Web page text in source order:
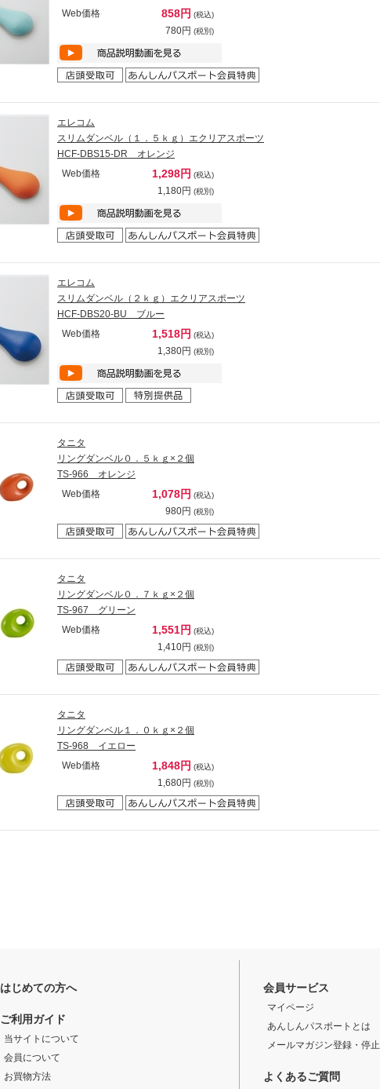
Web価格
858円 (税込)
780円 (税別)
エレコム
スリムダンベル（１．５ｋｇ）エクリアスポーツ
HCF-DBS15-DR オレンジ
Web価格
1,298円 (税込)
1,180円 (税別)
エレコム
スリムダンベル（２ｋｇ）エクリアスポーツ
HCF-DBS20-BU ブルー
Web価格
1,518円 (税込)
1,380円 (税別)
タニタ
リングダンベル０．５ｋｇ×２個
TS-966 オレンジ
Web価格
1,078円 (税込)
980円 (税別)
タニタ
リングダンベル０．７ｋｇ×２個
TS-967 グリーン
Web価格
1,551円 (税込)
1,410円 (税別)
タニタ
リングダンベル１．０ｋｇ×２個
TS-968 イエロー
Web価格
1,848円 (税込)
1,680円 (税別)
はじめての方へ
ご利用ガイド
当サイトについて
会員について
お買物方法
会員サービス
マイページ
あんしんパスポートとは
メールマガジン登録・停止
よくあるご質問